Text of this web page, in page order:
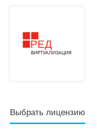
Выбрать лицензию